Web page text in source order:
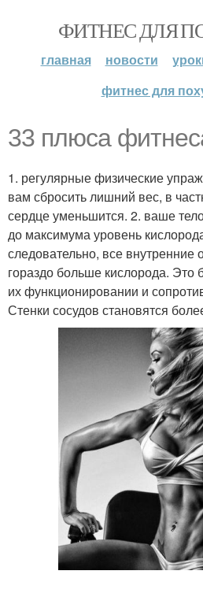
ФИТНЕС ДЛЯ
главная новости
фитнес для
33 плюса
1. регулярные физические
вам сбросить лишний вес, в
сердце уменьшится. 2. ваше
до максимума уровень
следовательно, все внутренние
гораздо больше кислорода. Это
их функционировании и
Стенки сосудов становятся